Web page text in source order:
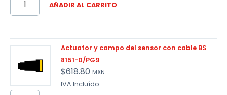
AÑADIR AL CARRITO
Actuator y campo del sensor con cable BS
8151-0/PG9
$618.80 MXN
IVA Incluído